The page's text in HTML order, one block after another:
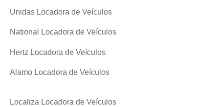
Unidas Locadora de Veículos
National Locadora de Veículos
Hertz Locadora de Veículos
Alamo Locadora de Veículos
Localiza Locadora de Veículos